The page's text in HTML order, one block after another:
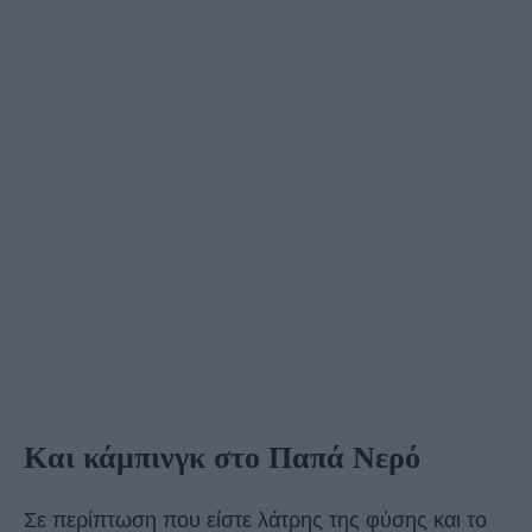
Και κάμπινγκ στο Παπά Νερό
Σε περίπτωση που είστε λάτρης της φύσης και το